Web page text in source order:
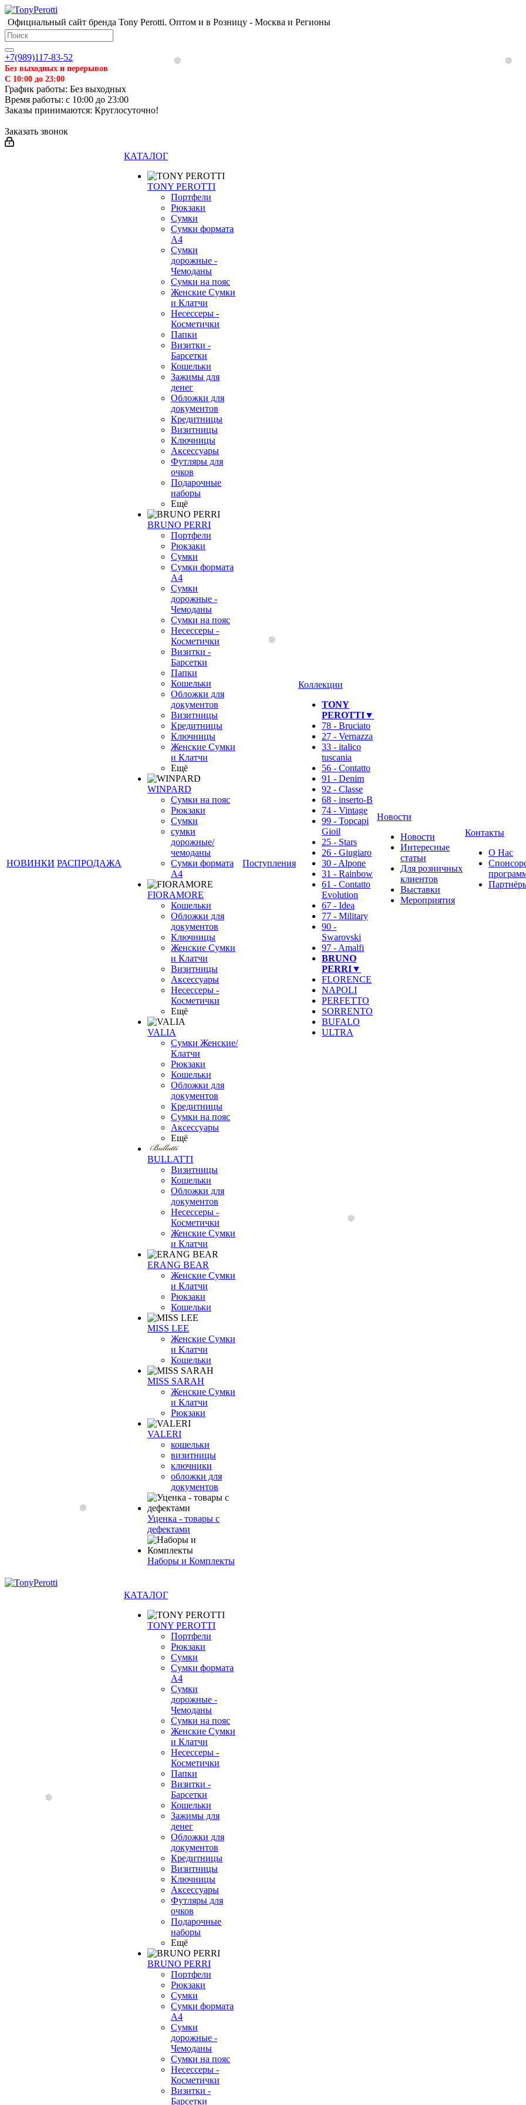
Официальный сайт бренда Tony Perotti. Оптом и в Розницу - Москва и Регионы
+7(989)117-83-52
Без выходных и перерывов
С 10:00 до 23:00
График работы: Без выходных
Время работы: с 10:00 до 23:00
Заказы принимаются: Круглосуточно!
Заказать звонок
НОВИНКИ РАСПРОДАЖА
КАТАЛОГ
TONY PEROTTI
Портфели
Рюкзаки
Сумки
Сумки формата
А4
Сумки
дорожные -
Чемоданы
Сумки на пояс
Женские Сумки
и Клатчи
Несессеры -
Косметички
Папки
Визитки -
Барсетки
Кошельки
Зажимы для
денег
Обложки для
документов
Кредитницы
Визитницы
Ключницы
Аксессуары
Футляры для
очков
Подарочные
наборы
Ещё
BRUNO PERRI
Портфели
Рюкзаки
Сумки
Сумки формата
А4
Сумки
дорожные -
Чемоданы
Сумки на пояс
Несессеры -
Косметички
Визитки -
Барсетки
Папки
Кошельки
Обложки для
документов
Визитницы
Кредитницы
Ключницы
Женские Сумки
и Клатчи
Ещё
WINPARD
Сумки на пояс
Рюкзаки
Сумки
сумки
дорожные/
чемоданы
Сумки формата
А4
FIORAMORE
Кошельки
Обложки для
документов
Ключницы
Женские Сумки
и Клатчи
Визитницы
Аксессуары
Несессеры -
Косметички
Ещё
VALIA
Сумки Женские/
Клатчи
Рюкзаки
Кошельки
Обложки для
документов
Кредитницы
Сумки на пояс
Аксессуары
Ещё
BULLATTI
Визитницы
Кошельки
Обложки для
документов
Несессеры -
Косметички
Женские Сумки
и Клатчи
ERANG BEAR
Женские Сумки
и Клатчи
Рюкзаки
Кошельки
MISS LEE
Женские Сумки
и Клатчи
Кошельки
MISS SARAH
Женские Сумки
и Клатчи
Рюкзаки
VALERI
кошельки
визитницы
ключники
обложки для
документов
Уценка - товары с
дефектами
Наборы и Комплекты
Поступления
Коллекции
TONY
PEROTTI▼
78 - Bruciato
27 - Vernazza
33 - italico
tuscania
56 - Contatto
91 - Denim
92 - Classe
68 - inserto-B
74 - Vintage
99 - Topcapi
Gioil
25 - Stars
26 - Giugiaro
30 - Alpone
31 - Rainbow
61 - Contatto
Evolution
67 - Idea
77 - Military
90 -
Swarovski
97 - Amalfi
BRUNO
PERRI▼
FLORENCE
NAPOLI
PERFETTO
SORRENTO
BUFALO
ULTRA
Новости
Новости
Интересные
статьи
Для розничных
клиентов
Выставки
Мероприятия
Контакты
О Нас
КАТАЛОГ
TONY PEROTTI
Портфели
Рюкзаки
Сумки
Сумки формата
А4
Сумки
дорожные -
Чемоданы
Сумки на пояс
Женские Сумки
и Клатчи
Несессеры -
Косметички
Папки
Визитки -
Барсетки
Кошельки
Зажимы для
денег
Обложки для
документов
Кредитницы
Визитницы
Ключницы
Аксессуары
Футляры для
очков
Подарочные
наборы
Ещё
BRUNO PERRI
Портфели
Рюкзаки
Сумки
Сумки формата
А4
Сумки
дорожные -
Чемоданы
Сумки на пояс
Несессеры -
Косметички
Визитки -
Барсетки
❄